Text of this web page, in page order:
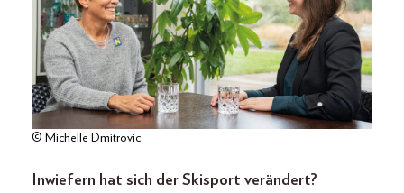
© Michelle Dmitrovic
Inwiefern hat sich der Skisport verändert?